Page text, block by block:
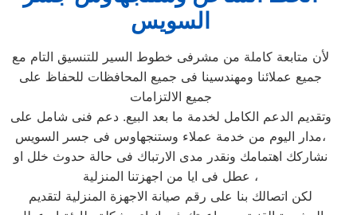
السويس
لأن متابعة كاملة من مشرفى خطوط السير للتنسيق التام مع
جميع عملائنا ومهندسينا فى جميع المحافظات للحفاظ على
جميع الالتزامات
وتقديم الدعم الكامل لخدمة ما بعد البيع. دعم فنى شامل على
مدار اليوم من خدمة عملاء وستنجهاوس فى جسر السويس،
نشاركك اهتمامك ونقدر مدى الارتباك فى حالة حدوث خلل او
عطل فى ايا من اجهزتنا المنزلية ،
لكن اتصالك بنا على رقم صيانة الاجهزة المنزلية لتقديم